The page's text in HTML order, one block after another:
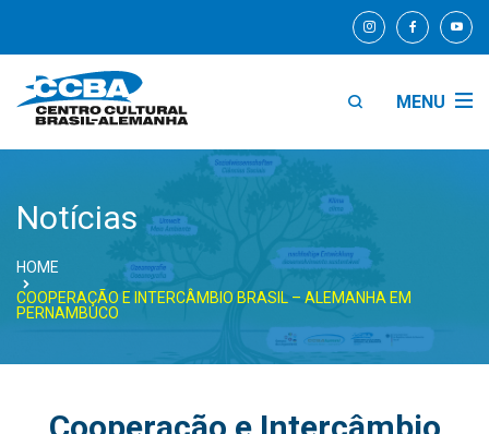
MENU
Notícias
HOME
COOPERAÇÃO E INTERCÂMBIO BRASIL – ALEMANHA EM
PERNAMBUCO